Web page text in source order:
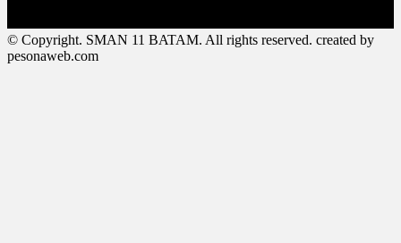
© Copyright. SMAN 11 BATAM. All rights reserved. created by
pesonaweb.com